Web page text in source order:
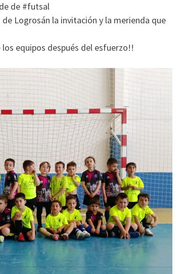
de #futsal
Logrosán la invitación y la merienda que
equipos después del esfuerzo!!